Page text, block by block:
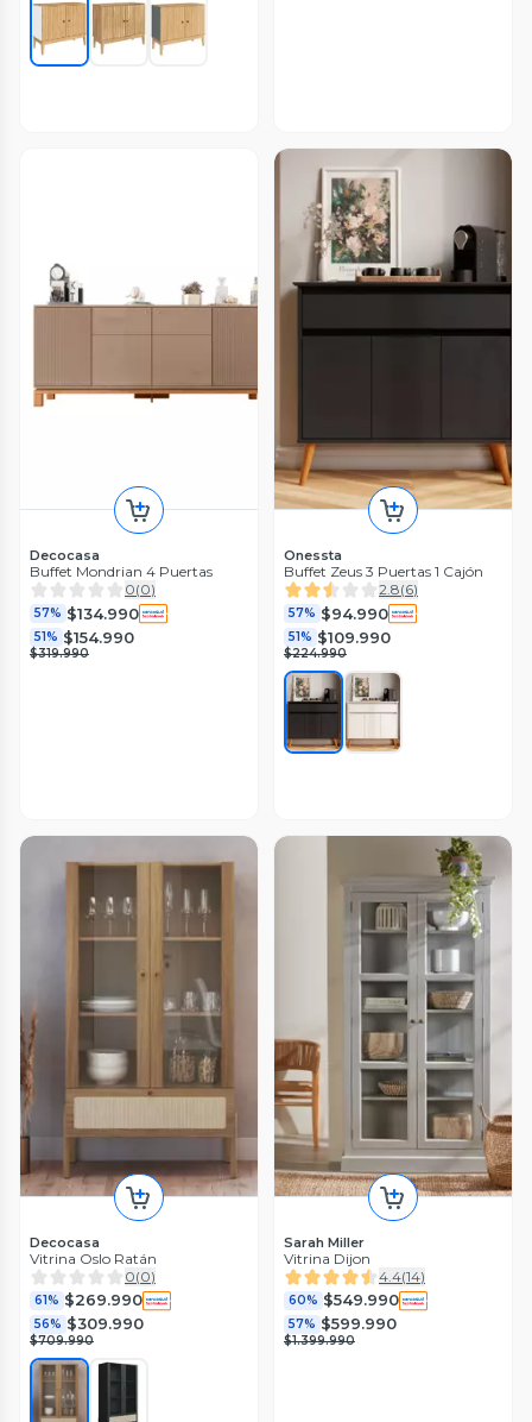
Decocasa
Buffet Mondrian 4 Puertas
0(0)
57% $134.990
51% $154.990
$319.990
Onessta
Buffet Zeus 3 Puertas 1 Cajón
2.8(6)
57% $94.990
51% $109.990
$224.990
Decocasa
Vitrina Oslo Ratán
0(0)
61% $269.990
56% $309.990
$709.990
Sarah Miller
Vitrina Dijon
4.4(14)
60% $549.990
57% $599.990
$1.399.990